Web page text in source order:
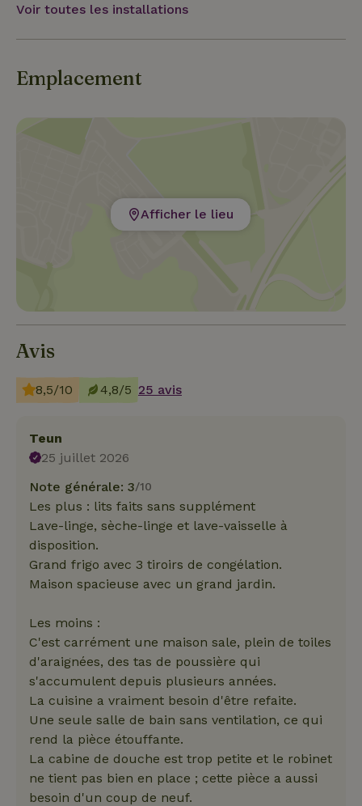
Voir toutes les installations
Emplacement
Afficher le lieu
Avis
8,5/10 4,8/5 25 avis
Teun
25 juillet 2026
Note générale: 3/10
Les plus : lits faits sans supplément
Lave-linge, sèche-linge et lave-vaisselle à
disposition.
Grand frigo avec 3 tiroirs de congélation.
Maison spacieuse avec un grand jardin.
Les moins :
C'est carrément une maison sale, plein de toiles
d'araignées, des tas de poussière qui
s'accumulent depuis plusieurs années.
La cuisine a vraiment besoin d'être refaite.
Une seule salle de bain sans ventilation, ce qui
rend la pièce étouffante.
La cabine de douche est trop petite et le robinet
ne tient pas bien en place ; cette pièce a aussi
besoin d'un coup de neuf.